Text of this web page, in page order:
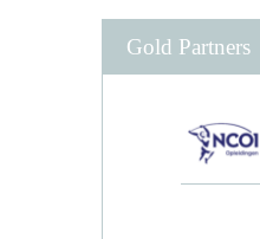
Gold Partners